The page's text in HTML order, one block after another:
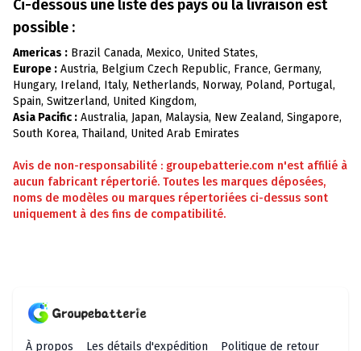
Ci-dessous une liste des pays où la livraison est
possible :
Americas : Brazil Canada, Mexico, United States,
Europe : Austria, Belgium Czech Republic, France, Germany,
Hungary, Ireland, Italy, Netherlands, Norway, Poland, Portugal,
Spain, Switzerland, United Kingdom,
Asia Pacific : Australia, Japan, Malaysia, New Zealand, Singapore,
South Korea, Thailand, United Arab Emirates
Avis de non-responsabilité : groupebatterie.com n'est affilié à
aucun fabricant répertorié. Toutes les marques déposées,
noms de modèles ou marques répertoriées ci-dessus sont
uniquement à des fins de compatibilité.
À propos Les détails d'expédition Politique de retour